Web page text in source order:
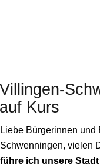
Villingen-
auf Kurs
Liebe Bürgerinnen
Schwenningen, vielen
führe ich unsere